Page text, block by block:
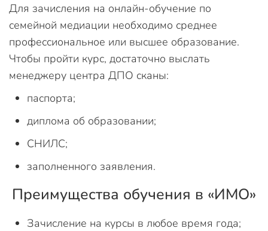
Для зачисления на онлайн-обучение по
семейной медиации необходимо среднее
профессиональное или высшее образование.
Чтобы пройти курс, достаточно выслать
менеджеру центра ДПО сканы:
паспорта;
диплома об образовании;
СНИЛС;
заполненного заявления.
Преимущества обучения в «ИМО»
Зачисление на курсы в любое время года;